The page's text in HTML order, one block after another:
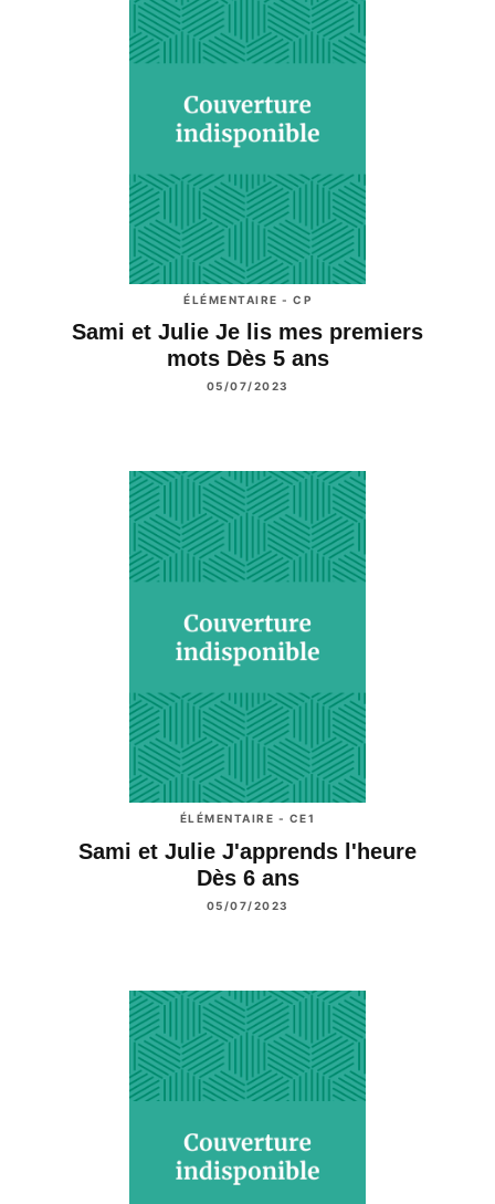
ÉLÉMENTAIRE - CP
Sami et Julie Je lis mes premiers
mots Dès 5 ans
05/07/2023
ÉLÉMENTAIRE - CE1
Sami et Julie J'apprends l'heure
Dès 6 ans
05/07/2023